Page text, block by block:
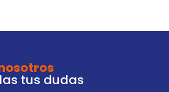
tus dudas